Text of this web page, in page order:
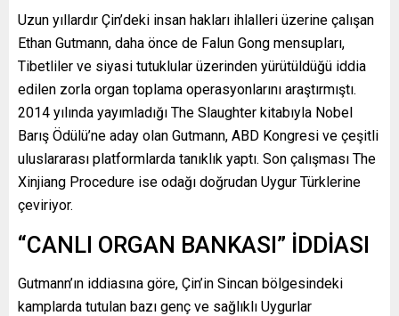
Uzun yıllardır Çin’deki insan hakları ihlalleri üzerine çalışan
Ethan Gutmann, daha önce de Falun Gong mensupları,
Tibetliler ve siyasi tutuklular üzerinden yürütüldüğü iddia
edilen zorla organ toplama operasyonlarını araştırmıştı.
2014 yılında yayımladığı The Slaughter kitabıyla Nobel
Barış Ödülü’ne aday olan Gutmann, ABD Kongresi ve çeşitli
uluslararası platformlarda tanıklık yaptı. Son çalışması The
Xinjiang Procedure ise odağı doğrudan Uygur Türklerine
çeviriyor.
“CANLI ORGAN BANKASI” İDDİASI
Gutmann’ın iddiasına göre, Çin’in Sincan bölgesindeki
kamplarda tutulan bazı genç ve sağlıklı Uygurlar